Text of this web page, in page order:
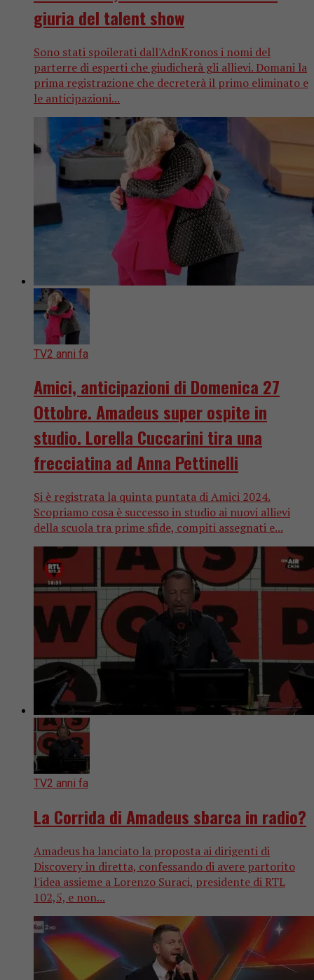
giuria del talent show
Sono stati spoilerati dall'AdnKronos i nomi del
parterre di esperti che giudicherà gli allievi. Domani la
prima registrazione che decreterà il primo eliminato e
le anticipazioni...
TV2 anni fa
Amici, anticipazioni di Domenica 27
Ottobre. Amadeus super ospite in
studio. Lorella Cuccarini tira una
frecciatina ad Anna Pettinelli
Si è registrata la quinta puntata di Amici 2024.
Scopriamo cosa è successo in studio ai nuovi allievi
della scuola tra prime sfide, compiti assegnati e...
TV2 anni fa
La Corrida di Amadeus sbarca in radio?
Amadeus ha lanciato la proposta ai dirigenti di
Discovery in diretta, confessando di avere partorito
l'idea assieme a Lorenzo Suraci, presidente di RTL
102,5, e non...